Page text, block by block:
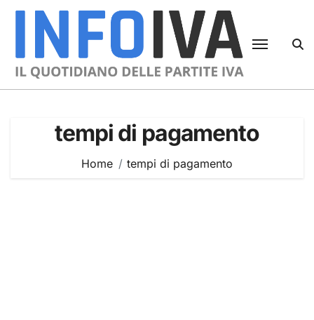
Skip
tempi di pagamento
Home tempi di pagamento